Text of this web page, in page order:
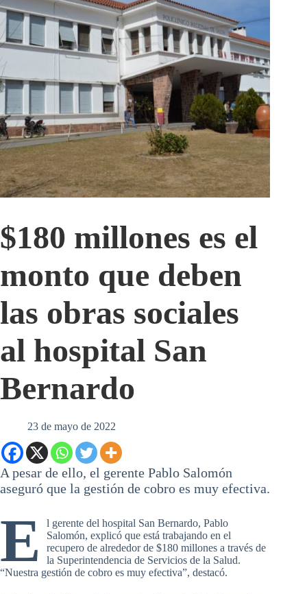
$180 millones es el
monto que deben
las obras sociales
al hospital San
Bernardo
23 de mayo de 2022
A pesar de ello, el gerente Pablo Salomón
aseguró que la gestión de cobro es muy efectiva.
E
l gerente del hospital San Bernardo, Pablo
Salomón, explicó que está trabajando en el
recupero de alrededor de $180 millones a través de
la Superintendencia de Servicios de la Salud.
“Nuestra gestión de cobro es muy efectiva”, destacó.